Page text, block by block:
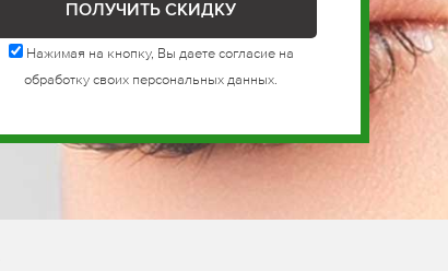
Нажимая на кнопку, Вы даете согласие на
обработку своих персональных данных.